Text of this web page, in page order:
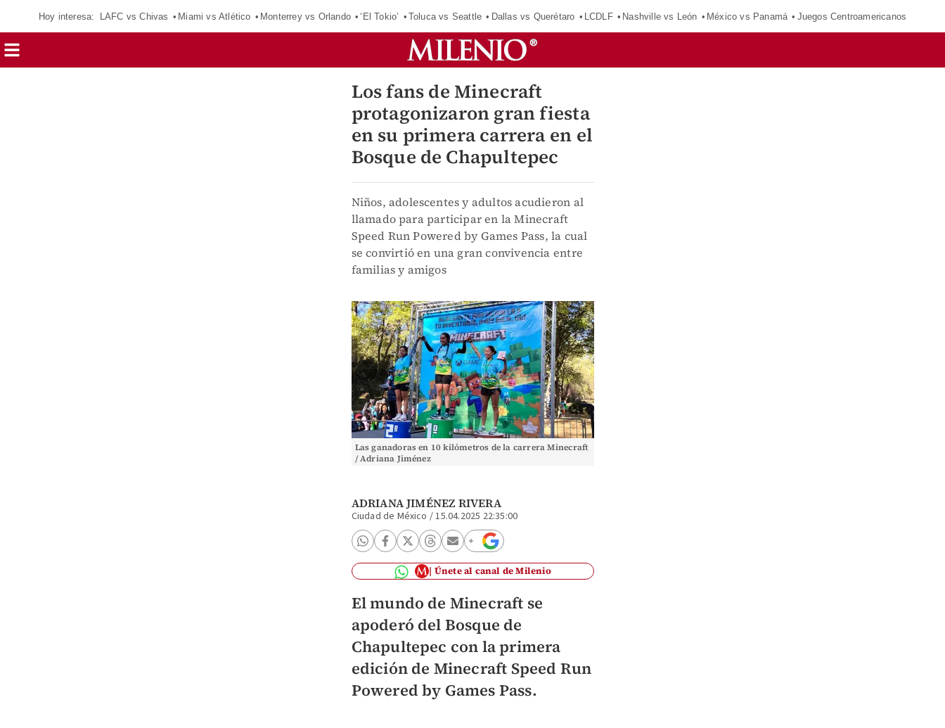
Hoy interesa: LAFC vs Chivas Miami vs Atlético Monterrey vs Orlando ‘El Tokio’ Toluca vs Seattle Dallas vs Querétaro LCDLF Nashville vs León México vs Panamá Juegos Centroamericanos
Los fans de Minecraft
protagonizaron gran fiesta
en su primera carrera en el
Bosque de Chapultepec
Niños, adolescentes y adultos acudieron al
llamado para participar en la Minecraft
Speed Run Powered by Games Pass, la cual
se convirtió en una gran convivencia entre
familias y amigos
Las ganadoras en 10 kilómetros de la carrera Minecraft
/ Adriana Jiménez
ADRIANA JIMÉNEZ RIVERA
Ciudad de México /15.04.2025 22:35:00
Únete al canal de Milenio
El mundo de Minecraft se
apoderó del Bosque de
Chapultepec con la primera
edición de Minecraft Speed Run
Powered by Games Pass.